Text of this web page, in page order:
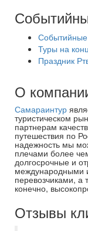
Туры на
Праздник
О
Самараинтур
туристическом
партнерам
путешествия по
надежность мы
плечами более
долгосрочные и
международными
перевозчиками, а
конечно,
Отзывы